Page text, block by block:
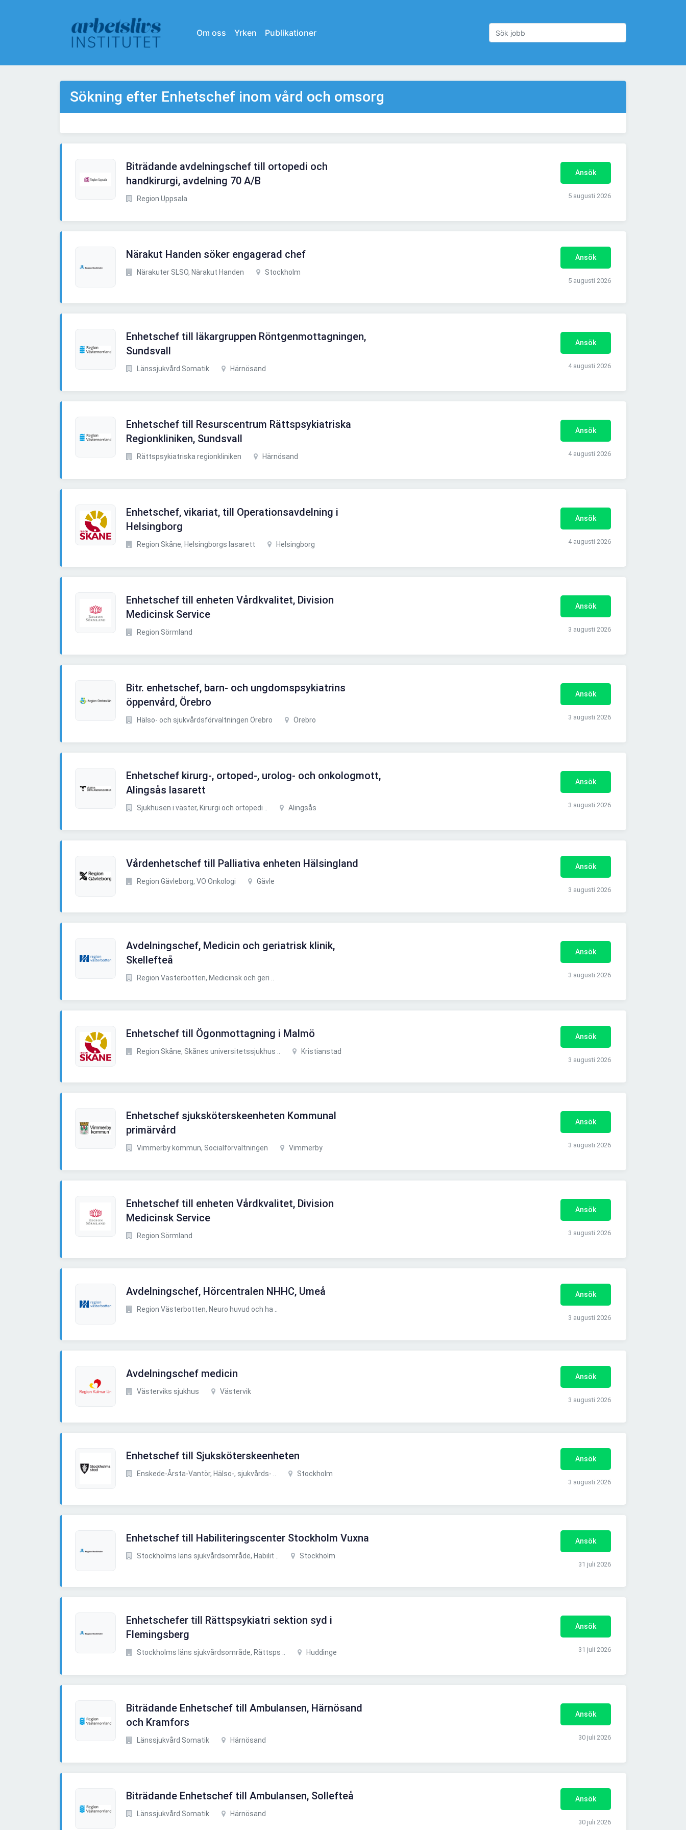
Om oss Yrken Publikationer
Sökning efter Enhetschef inom vård och omsorg
Biträdande avdelningschef till ortopedi och
handkirurgi, avdelning 70 A/B
Region Uppsala
Ansök
5 augusti 2026
Närakut Handen söker engagerad chef
Närakuter SLSO, Närakut Handen Stockholm
Ansök
5 augusti 2026
Enhetschef till läkargruppen Röntgenmottagningen,
Sundsvall
Länssjukvård Somatik Härnösand
Ansök
4 augusti 2026
Enhetschef till Resurscentrum Rättspsykiatriska
Regionkliniken, Sundsvall
Rättspsykiatriska regionkliniken Härnösand
Ansök
4 augusti 2026
Enhetschef, vikariat, till Operationsavdelning i
Helsingborg
Region Skåne, Helsingborgs lasarett Helsingborg
Ansök
4 augusti 2026
Enhetschef till enheten Vårdkvalitet, Division
Medicinsk Service
Region Sörmland
Ansök
3 augusti 2026
Bitr. enhetschef, barn- och ungdomspsykiatrins
öppenvård, Örebro
Hälso- och sjukvårdsförvaltningen Örebro Örebro
Ansök
3 augusti 2026
Enhetschef kirurg-, ortoped-, urolog- och onkologmott,
Alingsås lasarett
Sjukhusen i väster, Kirurgi och ortopedi .. Alingsås
Ansök
3 augusti 2026
Vårdenhetschef till Palliativa enheten Hälsingland
Region Gävleborg, VO Onkologi Gävle
Ansök
3 augusti 2026
Avdelningschef, Medicin och geriatrisk klinik,
Skellefteå
Region Västerbotten, Medicinsk och geri ..
Ansök
3 augusti 2026
Enhetschef till Ögonmottagning i Malmö
Region Skåne, Skånes universitetssjukhus .. Kristianstad
Ansök
3 augusti 2026
Enhetschef sjuksköterskeenheten Kommunal
primärvård
Vimmerby kommun, Socialförvaltningen Vimmerby
Ansök
3 augusti 2026
Enhetschef till enheten Vårdkvalitet, Division
Medicinsk Service
Region Sörmland
Ansök
3 augusti 2026
Avdelningschef, Hörcentralen NHHC, Umeå
Region Västerbotten, Neuro huvud och ha ..
Ansök
3 augusti 2026
Avdelningschef medicin
Västerviks sjukhus Västervik
Ansök
3 augusti 2026
Enhetschef till Sjuksköterskeenheten
Enskede-Årsta-Vantör, Hälso-, sjukvårds- .. Stockholm
Ansök
3 augusti 2026
Enhetschef till Habiliteringscenter Stockholm Vuxna
Stockholms läns sjukvårdsområde, Habilit .. Stockholm
Ansök
31 juli 2026
Enhetschefer till Rättspsykiatri sektion syd i
Flemingsberg
Stockholms läns sjukvårdsområde, Rättsps .. Huddinge
Ansök
31 juli 2026
Biträdande Enhetschef till Ambulansen, Härnösand
och Kramfors
Länssjukvård Somatik Härnösand
Ansök
30 juli 2026
Biträdande Enhetschef till Ambulansen, Sollefteå
Länssjukvård Somatik Härnösand
Ansök
30 juli 2026